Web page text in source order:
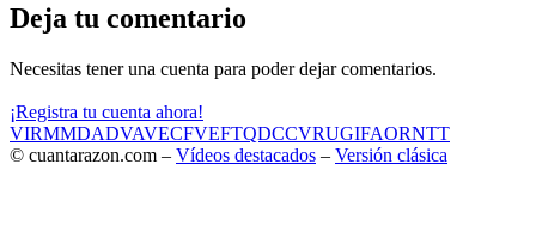
Deja tu comentario
Necesitas tener una cuenta para poder dejar comentarios.
¡Registra tu cuenta ahora!
VIRMMDADVAVECFVEFTQDCCVRUGIFAORNTT
© cuantarazon.com – Vídeos destacados – Versión clásica